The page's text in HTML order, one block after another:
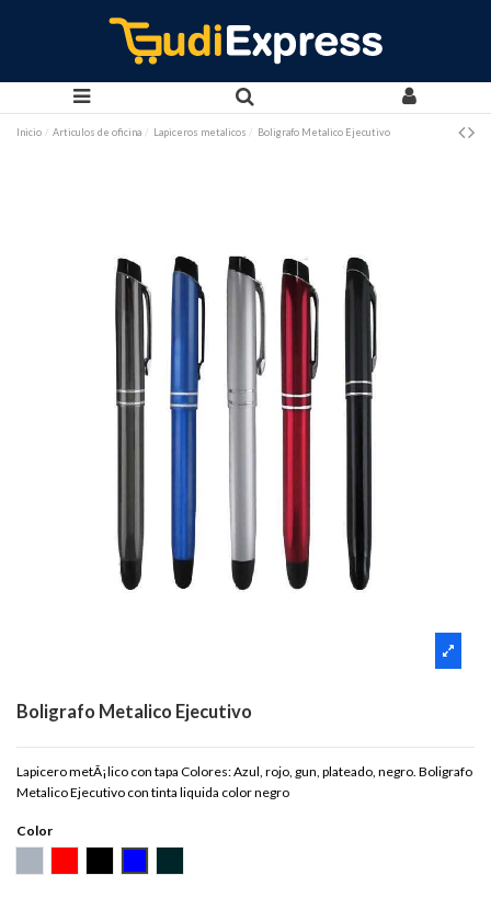
Inicio Articulos de oficina Lapiceros metalicos Boligrafo Metalico Ejecutivo
Boligrafo Metalico Ejecutivo
Lapicero metÃ¡lico con tapa Colores: Azul, rojo, gun, plateado, negro. Boligrafo
Metalico Ejecutivo con tinta liquida color negro
Color